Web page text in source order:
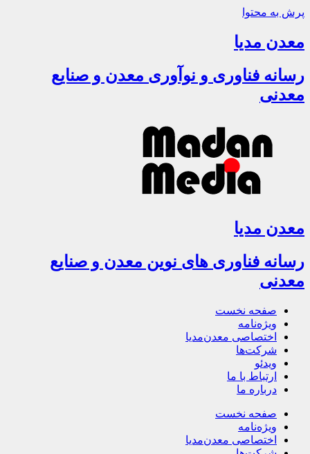
پرش به محتوا
معدن مدیا
رسانه فناوری و نوآوری معدن و صنایع
معدنی
معدن مدیا
رسانه فناوری های نوین معدن و صنایع
معدنی
صفحه نخست
ویژه‌نامه
اختصاصی معدن‌مدیا
شرکت‌ها
ویدئو
ارتباط با ما
درباره ما
صفحه نخست
ویژه‌نامه
اختصاصی معدن‌مدیا